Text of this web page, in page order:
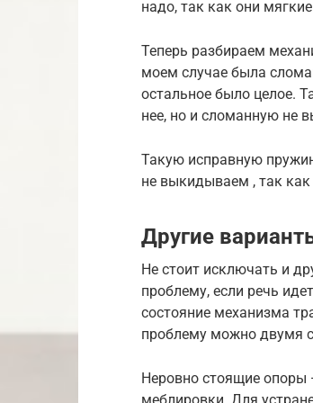
надо, так как они
Теперь разбираем
моем случае была
остальное было целое.
нее, но и сломанную не
Такую исправную
не выкидываем , так
Другие
Не стоит исключать и
проблему, если речь
состояние механизма
проблему можно двумя
Неровно стоящие опоры